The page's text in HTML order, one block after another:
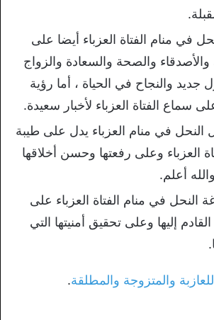
في منام الفتاة العزباء أيضا على
والأصدقاء والصحة والسعادة والزواج
جديد والنجاح في الحياة ، أما رؤية
سماع الفتاة العزباء لأخبار سعيدة.
النحل في منام العزباء يدل على طيبة
العزباء وعلى رفعتها وحسن أخلاقها
أعلم.
النحل في منام الفتاة العزباء على
إليها وعلى تحقيق أمنيتها التي
والمتزوجة والمطلقة.